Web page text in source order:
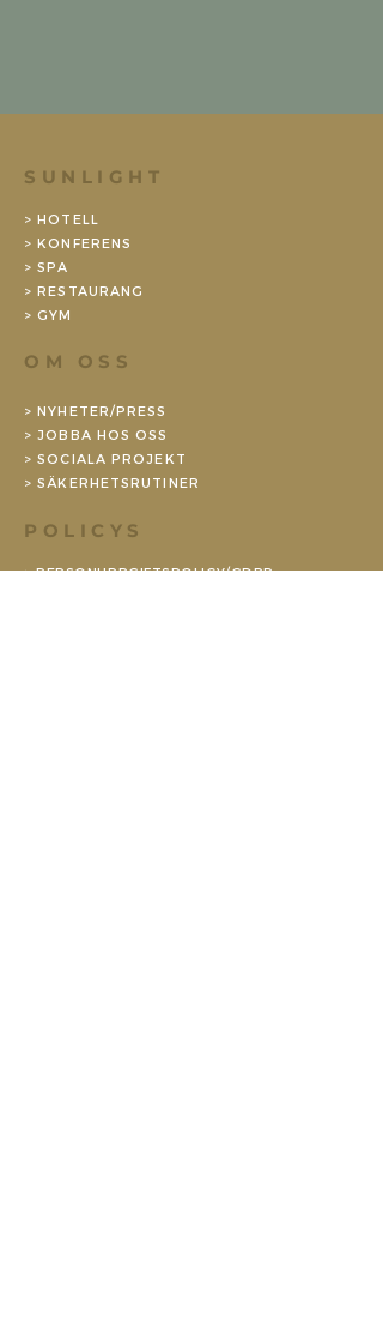
SUNLIGHT
> HOTELL
> KONFERENS
> SPA
> RESTAURANG
>GYM
OM OSS
>NYHETER/PRESS
> JOBBA HOS OSS
>SOCIALA PROJEKT
>SÄKERHETSRUTINER
POLICYS
>PERSONUPPGIFTSPOLICY/GDPR